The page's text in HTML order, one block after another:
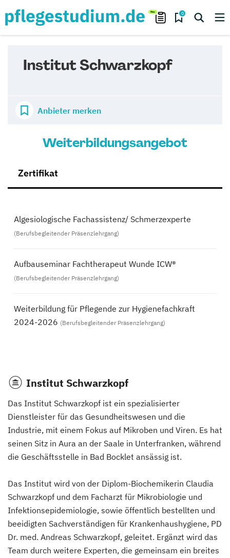
0
Institut Schwarzkopf
Anbieter merken
Weiterbildungsangebot
Zertifikat
Algesiologische Fachassistenz/ Schmerzexperte
(Berufsbegleitender Präsenzlehrgang)
Aufbauseminar Fachtherapeut Wunde ICW®
(Berufsbegleitender Präsenzlehrgang)
Weiterbildung für Pflegende zur Hygienefachkraft
2024-2026 (Berufsbegleitender Präsenzlehrgang)
Institut Schwarzkopf
Das Institut Schwarzkopf ist ein spezialisierter
Dienstleister für das Gesundheitswesen und die
Industrie, mit einem Fokus auf Mikroben und Viren. Es hat
seinen Sitz in Aura an der Saale in Unterfranken, während
die Geschäftsstelle in Bad Bocklet ansässig ist.
Das Institut wird von der Diplom-Biochemikerin Claudia
Schwarzkopf und dem Facharzt für Mikrobiologie und
Infektionsepidemiologie, sowie öffentlich bestellten und
beeidigten Sachverständigen für Krankenhaushygiene, PD
Dr. med. Andreas Schwarzkopf, geleitet. Ergänzt wird das
Team durch weitere Experten, die gemeinsam ein breites